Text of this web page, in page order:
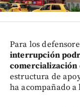
Para los
interrupción
comercialización
estructura de
ha acompañado